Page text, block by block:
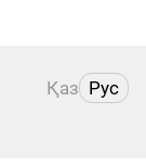
Қаз Рус